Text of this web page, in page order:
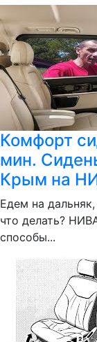
Комфорт
мин.
Крым на
Едем на
что делать?
способы...